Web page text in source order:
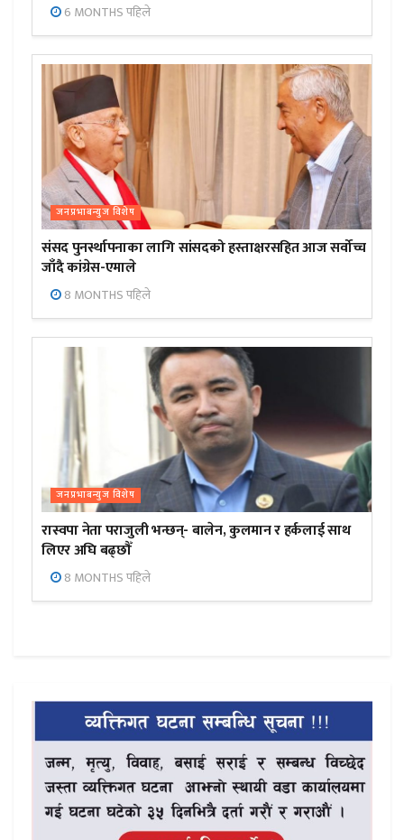
6 MONTHS पहिले
जनप्रभाबन्युज विशेष
संसद पुनर्स्थापनाका लागि सांसदको हस्ताक्षरसहित आज सर्वोच्च
जाँदै कांग्रेस-एमाले
8 MONTHS पहिले
जनप्रभाबन्युज विशेष
रास्वपा नेता पराजुली भन्छन्- बालेन, कुलमान र हर्कलाई साथ
लिएर अघि बढ्छौँ
8 MONTHS पहिले